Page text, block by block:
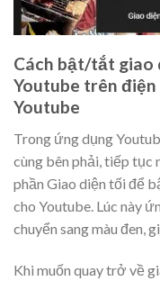
Cách bật/tắt giao
Youtube trên
Youtube
Trong ứng dụng
cùng bên phải, tiếp tục
phần Giao diện tối để
cho Youtube. Lúc này
chuyển sang màu đen,
Khi muốn quay trở về